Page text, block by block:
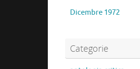
Dicembre 1972
Categorie